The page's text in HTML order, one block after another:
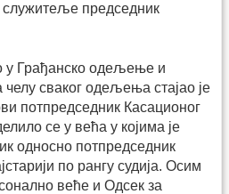
служитеље председник
у Грађанско одељење и
сваког одељења стајао је
потпредседник Касационог
се у већа у којима је
односно потпредседник
по рангу судија. Осим
веће и Одсек за